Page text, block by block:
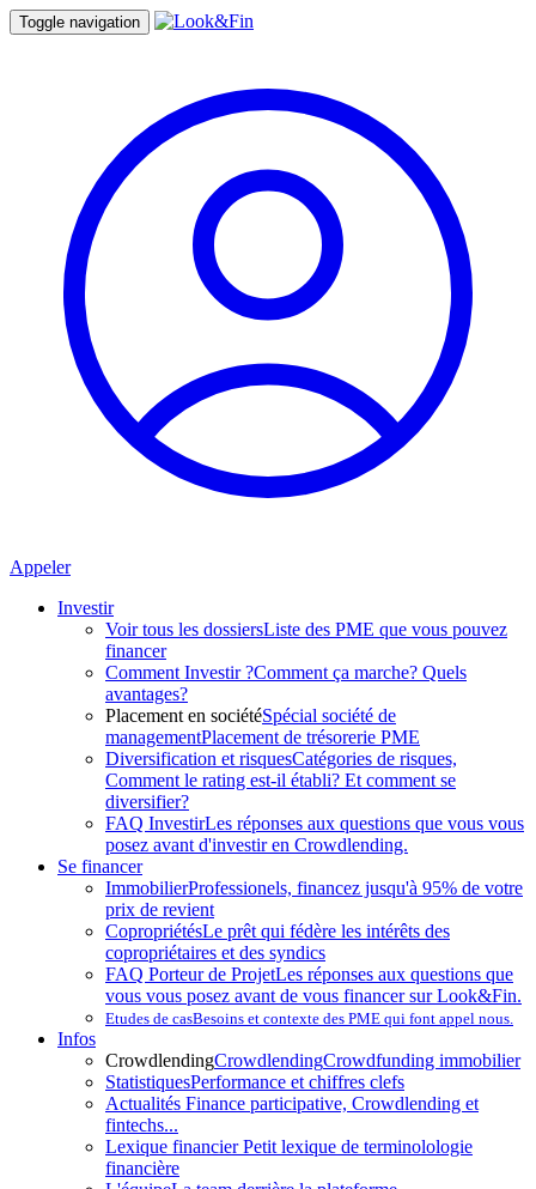
Toggle navigation
Appeler
Investir
Voir tous les dossiersListe des PME que vous pouvez
financer
Comment Investir ?Comment ça marche? Quels
avantages?
Placement en sociétéSpécial société de
managementPlacement de trésorerie PME
Diversification et risquesCatégories de risques,
Comment le rating est-il établi? Et comment se
diversifier?
FAQ InvestirLes réponses aux questions que vous vous
posez avant d'investir en Crowdlending.
Se financer
ImmobilierProfessionels, financez jusqu'à 95% de votre
prix de revient
CopropriétésLe prêt qui fédère les intérêts des
copropriétaires et des syndics
FAQ Porteur de ProjetLes réponses aux questions que
vous vous posez avant de vous financer sur Look&Fin.
Etudes de casBesoins et contexte des PME qui font appel nous.
Infos
CrowdlendingCrowdlendingCrowdfunding immobilier
StatistiquesPerformance et chiffres clefs
Actualités Finance participative, Crowdlending et
fintechs...
Lexique financierPetit lexique de terminolologie
financière